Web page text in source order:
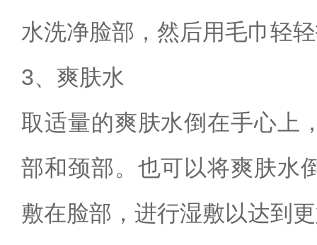
水洗净脸部，然后用毛巾轻
3、爽肤水
取适量的爽肤水倒在手心上
部和颈部。也可以将爽肤水
敷在脸部，进行湿敷以达到